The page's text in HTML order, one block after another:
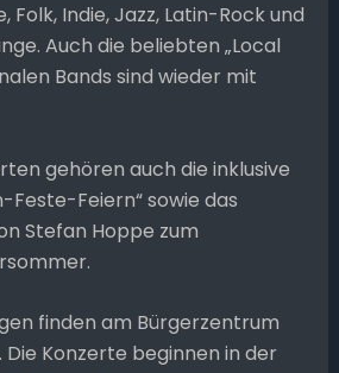
Folk, Indie, Jazz, Latin-Rock und
Auch die beliebten „Local
Bands sind wieder mit
gehören auch die inklusive
Feste-Feiern“ sowie das
Stefan Hoppe zum
finden am Bürgerzentrum
Konzerte beginnen in der